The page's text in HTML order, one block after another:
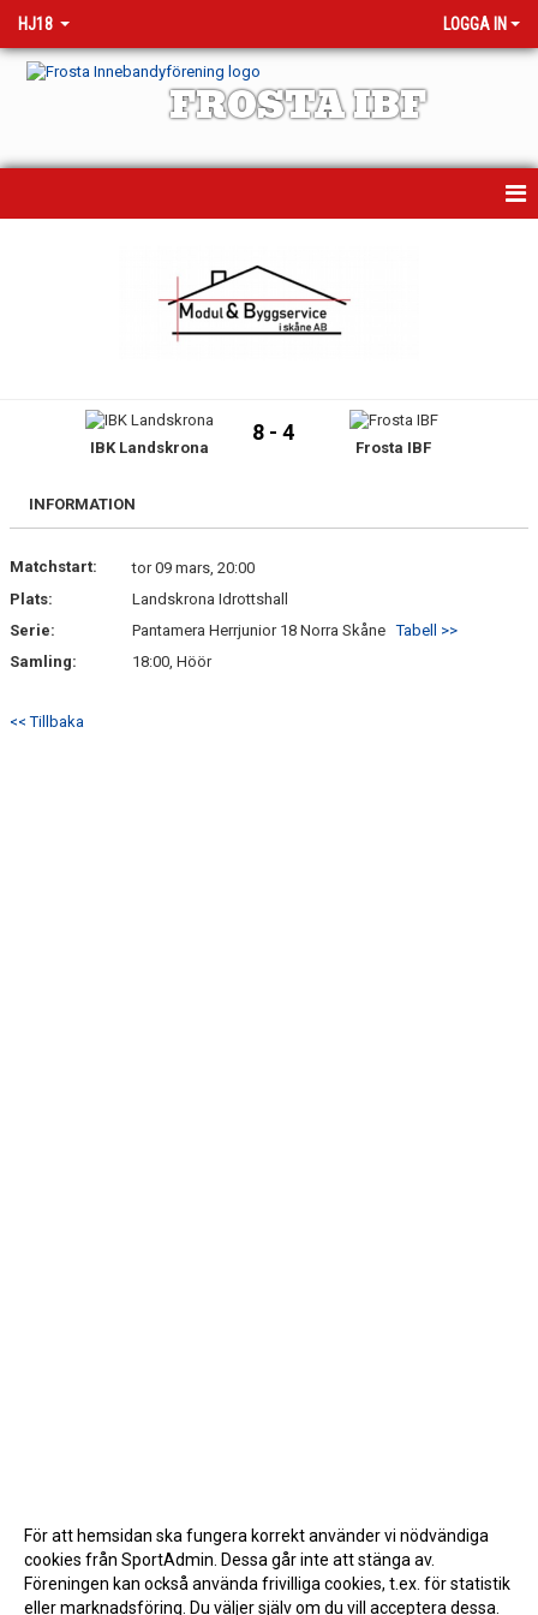
HJ18 LOGGA IN
FROSTA IBF
BILDGALLERI
IBK Landskrona
8 - 4
Frosta IBF
INFORMATION
Matchstart:
tor 09 mars, 20:00
Plats:
Landskrona Idrottshall
Serie:
Pantamera Herrjunior 18 Norra SkåneTabell >>
Samling:
18:00, Höör
<< Tillbaka
För att hemsidan ska fungera korrekt använder vi nödvändiga
cookies från SportAdmin. Dessa går inte att stänga av.
Föreningen kan också använda frivilliga cookies, t.ex. för statistik
eller marknadsföring. Du väljer själv om du vill acceptera dessa.